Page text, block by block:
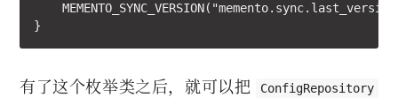
}
有了这个枚举类之后，就可以把 ConfigRepository